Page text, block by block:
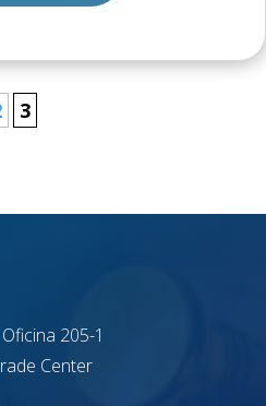
3
205-1
Center